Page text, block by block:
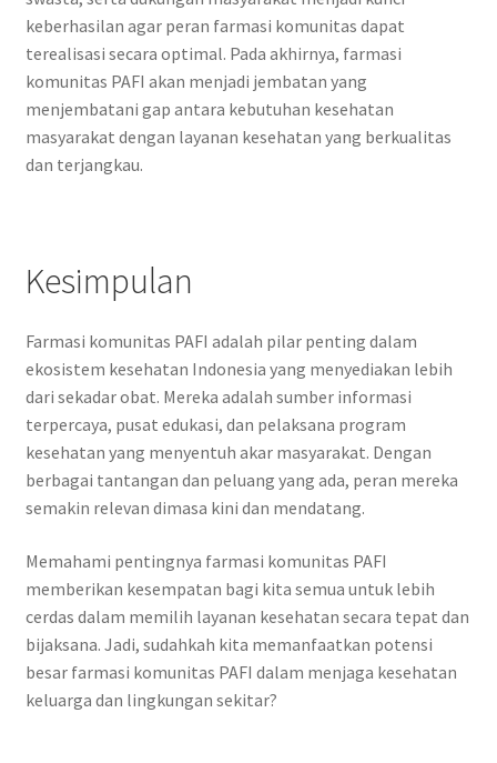
keberhasilan agar peran farmasi komunitas dapat
terealisasi secara optimal. Pada akhirnya, farmasi
komunitas PAFI akan menjadi jembatan yang
menjembatani gap antara kebutuhan kesehatan
masyarakat dengan layanan kesehatan yang berkualitas
dan terjangkau.
Kesimpulan
Farmasi komunitas PAFI adalah pilar penting dalam
ekosistem kesehatan Indonesia yang menyediakan lebih
dari sekadar obat. Mereka adalah sumber informasi
terpercaya, pusat edukasi, dan pelaksana program
kesehatan yang menyentuh akar masyarakat. Dengan
berbagai tantangan dan peluang yang ada, peran mereka
semakin relevan dimasa kini dan mendatang.
Memahami pentingnya farmasi komunitas PAFI
memberikan kesempatan bagi kita semua untuk lebih
cerdas dalam memilih layanan kesehatan secara tepat dan
bijaksana. Jadi, sudahkah kita memanfaatkan potensi
besar farmasi komunitas PAFI dalam menjaga kesehatan
keluarga dan lingkungan sekitar?